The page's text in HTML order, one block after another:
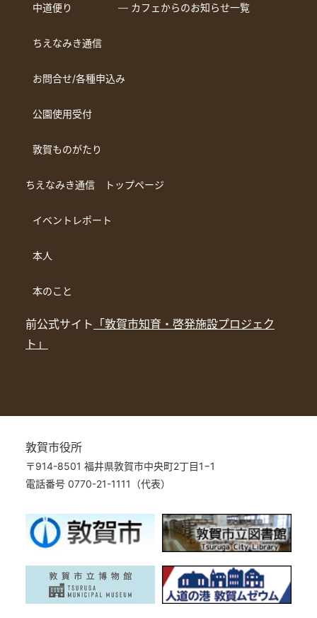
中道便り ― カフェからのお知らせ一覧
ちえなみき通信
お問合せ/各種申込み
公園使用受付
敦賀ものがたり
ちえなみき通信 トップページ
イベントレポート
本人
本のこと
前公式サイト 「敦賀市知育・啓発施設プロジェク
ト」
敦賀市役所
〒914-8501 福井県敦賀市中央町2丁目1−1
電話番号 0770-21-1111（代表）